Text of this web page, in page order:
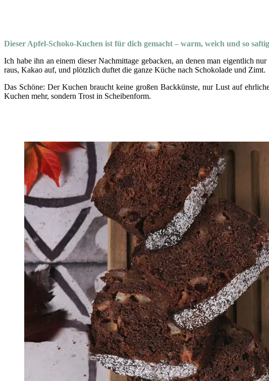
Dieser Apfel-Schoko-Kuchen ist für dich gemacht – warm, weich und so
Ich habe ihn an einem dieser Nachmittage gebacken, an denen man eigentlich
raus, Kakao auf, und plötzlich duftet die ganze Küche nach Schokolade und Zimt.
Das Schöne: Der Kuchen braucht keine großen Backkünste, nur Lust auf
Kuchen mehr, sondern Trost in Scheibenform.